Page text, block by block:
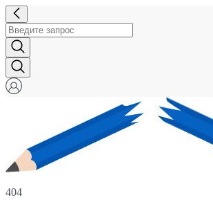
404